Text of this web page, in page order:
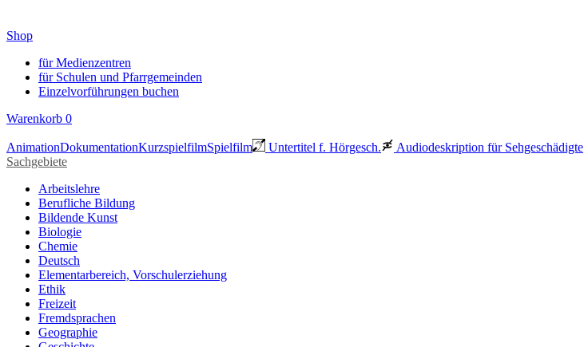
Shop
für Medienzentren
für Schulen und Pfarrgemeinden
Einzelvorführungen buchen
Warenkorb 0
AnimationDokumentationKurzspielfilmSpielfilm Untertitel f. Hörgesch.
Audiodeskription für Sehgeschädigte
Sachgebiete
Arbeitslehre
Berufliche Bildung
Bildende Kunst
Biologie
Chemie
Deutsch
Elementarbereich, Vorschulerziehung
Ethik
Freizeit
Fremdsprachen
Geographie